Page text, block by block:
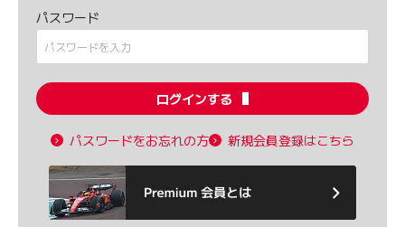
パスワード
ログインする
パスワードをお忘れの方 新規会員登録はこちら